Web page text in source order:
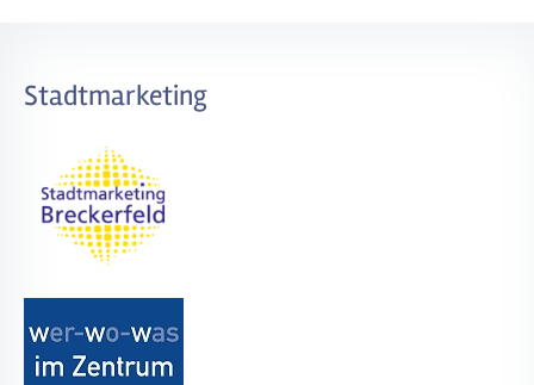
Stadtmarketing